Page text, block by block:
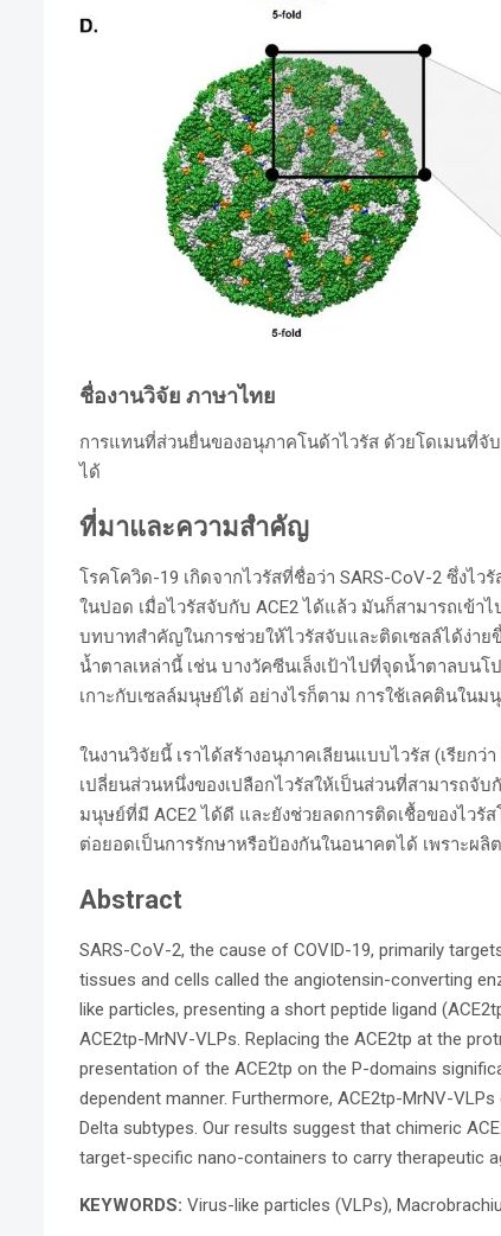
ชื่องานวิจัย ภาษาไทย
การแทนที่ส่วนยื่นของอนุภาคโนด้าไวรัส ด้วยโดเมนที่จั
ได้
ที่มาและความสำคัญ
โรคโควิด-19 เกิดจากไวรัสที่ชื่อว่า SARS-CoV-2 ซึ่งไ
ในปอด เมื่อไวรัสจับกับ ACE2 ได้แล้ว มันก็สามารถเข้
บทบาทสำคัญในการช่วยให้ไวรัสจับและติดเซลล์ได้ง่าย
น้ำตาลเหล่านี้ เช่น บางวัคซีนเล็งเป้าไปที่จุดน้ำตาลบน
เกาะกับเซลล์มนุษย์ได้ อย่างไรก็ตาม การใช้เลคตินใน
ในงานวิจัยนี้ เราได้สร้างอนุภาคเลียนแบบไวรัส (เรียก
เปลี่ยนส่วนหนึ่งของเปลือกไวรัสให้เป็นส่วนที่สามารถ
มนุษย์ที่มี ACE2 ได้ดี และยังช่วยลดการติดเชื้อของไว
ต่อยอดเป็นการรักษาหรือป้องกันในอนาคตได้ เพราะผลิ
Abstract
SARS-CoV-2, the cause of COVID-19, primarily
tissues and cells called the angiotensin-converting
like particles, presenting a short peptide ligand
ACE2tp-MrNV-VLPs. Replacing the ACE2tp at the
presentation of the ACE2tp on the P-domains
dependent manner. Furthermore, ACE2tp-MrNV-
Delta subtypes. Our results suggest that chimeric
target-specific nano-containers to carry therapeutic
KEYWORDS: Virus-like particles (VLPs),